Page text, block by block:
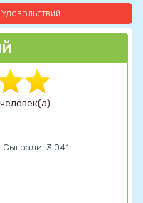
Сыграли: 3 041